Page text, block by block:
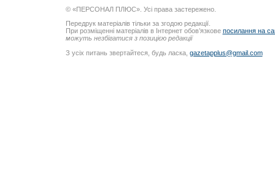
© «ПЕРСОНАЛ ПЛЮС». Усі права застережено.
Передрук матеріалів тільки за згодою редакції.
При розміщенні матеріалів в Інтернет обов’язкове посилання на
можуть незбігатися з позицією редакції
З усіх питань звертайтеся, будь ласка, gazetapplus@gmail.com